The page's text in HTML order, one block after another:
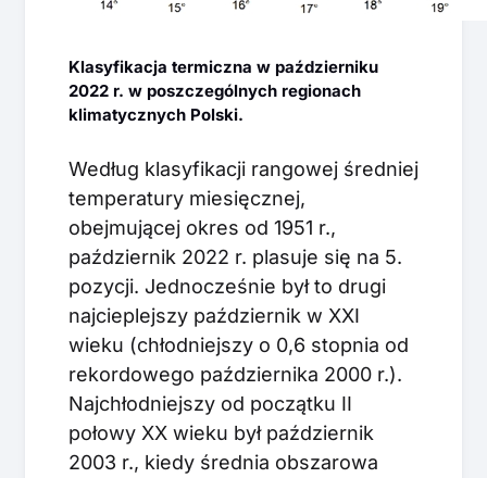
Klasyfikacja termiczna w październiku
2022 r. w poszczególnych regionach
klimatycznych Polski.
Według klasyfikacji rangowej średniej
temperatury miesięcznej,
obejmującej okres od 1951 r.,
październik 2022 r. plasuje się na 5.
pozycji. Jednocześnie był to drugi
najcieplejszy październik w XXI
wieku (chłodniejszy o 0,6 stopnia od
rekordowego października 2000 r.).
Najchłodniejszy od początku II
połowy XX wieku był październik
2003 r., kiedy średnia obszarowa